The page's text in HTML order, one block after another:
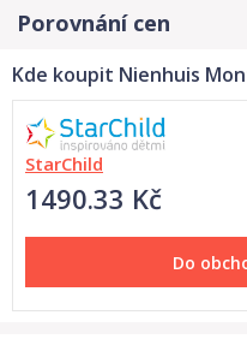
Porovnání cen
Kde koupit Nienhuis
StarChild
1490.33 Kč
Do